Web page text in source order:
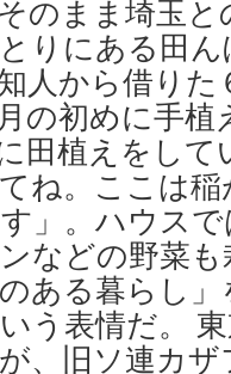
のまま埼玉
りにある田
人から借りた
の初めに手
田植えをし
ね。ここは
」。ハウス
などの野菜
ある暮らし
う表情だ。
、旧ソ連カ